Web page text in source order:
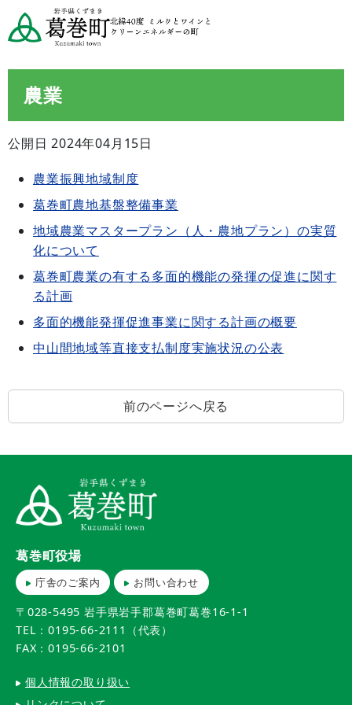
農業
公開日 2024年04月15日
農業振興地域制度
葛巻町農地基盤整備事業
地域農業マスタープラン（人・農地プラン）の実質
化について
葛巻町農業の有する多面的機能の発揮の促進に関す
る計画
多面的機能発揮促進事業に関する計画の概要
中山間地域等直接支払制度実施状況の公表
前のページへ戻る
葛巻町役場
庁舎のご案内 お問い合わせ
〒028-5495 岩手県岩手郡葛巻町葛巻16-1-1
TEL：0195-66-2111（代表）
FAX：0195-66-2101
個人情報の取り扱い